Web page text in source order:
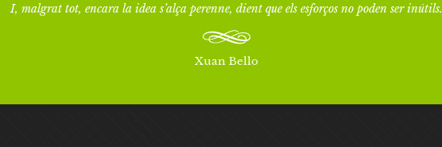
I, malgrat tot, encara la idea s’alça perenne, dient que els esforços no poden ser inútils.
Xuan Bello